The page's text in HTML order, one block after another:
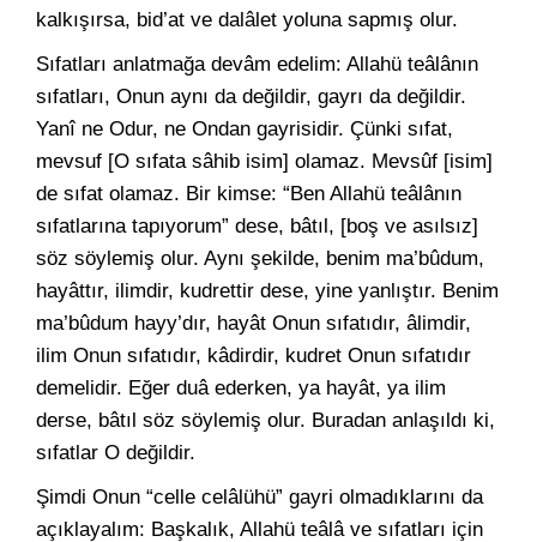
kalkışırsa, bid’at ve dalâlet yoluna sapmış olur.
Sıfatları anlatmağa devâm edelim: Allahü teâlânın
sıfatları, Onun aynı da değildir, gayrı da değildir.
Yanî ne Odur, ne Ondan gayrisidir. Çünki sıfat,
mevsuf [O sıfata sâhib isim] olamaz. Mevsûf [isim]
de sıfat olamaz. Bir kimse: “Ben Allahü teâlânın
sıfatlarına tapıyorum” dese, bâtıl, [boş ve asılsız]
söz söylemiş olur. Aynı şekilde, benim ma’bûdum,
hayâttır, ilimdir, kudrettir dese, yine yanlıştır. Benim
ma’bûdum hayy’dır, hayât Onun sıfatıdır, âlimdir,
ilim Onun sıfatıdır, kâdirdir, kudret Onun sıfatıdır
demelidir. Eğer duâ ederken, ya hayât, ya ilim
derse, bâtıl söz söylemiş olur. Buradan anlaşıldı ki,
sıfatlar O değildir.
Şimdi Onun “celle celâlühü” gayri olmadıklarını da
açıklayalım: Başkalık, Allahü teâlâ ve sıfatları için